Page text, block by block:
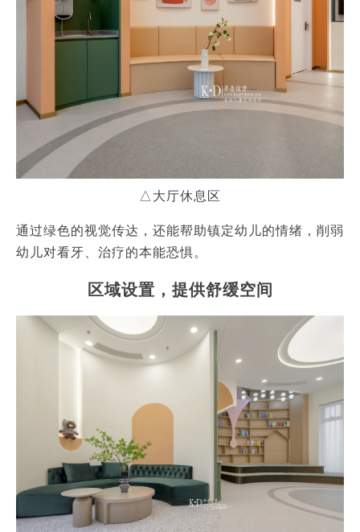
△大厅休息区
通过绿色的视觉传达，还能帮助镇定幼儿的情绪，削弱
幼儿对看牙、治疗的本能恐惧。
区域设置，提供舒缓空间